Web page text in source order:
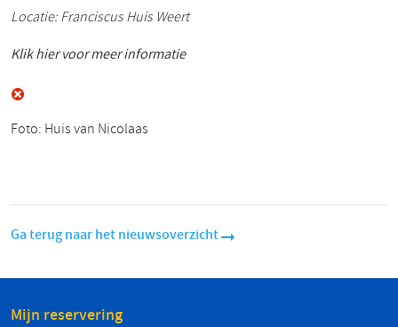
Locatie: Franciscus Huis Weert
Klik hier voor meer informatie
Foto: Huis van Nicolaas
Ga terug naar het nieuwsoverzicht
Mijn reservering